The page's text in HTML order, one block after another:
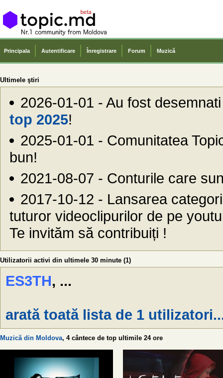
Principala Autentificare Înregistrare Forum Muzică
Ultimele ştiri
2026-01-01 - Au fost
top 2025!
2025-01-01 - Comunitatea
bun!
2021-08-07 - Conturile care
2017-10-12 - Lansarea
tuturor videoclipurilor de pe
Te invităm să contribuiți !
Utilizatorii activi din ultimele 30 minute (1)
ES3TH, ...
arată toată lista de 1
Muzică din Moldova, 4 cântece de top ultimile 24 ore